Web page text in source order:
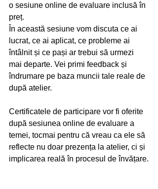
o sesiune online de evaluare inclusă în
preț.
În această sesiune vom discuta ce ai
lucrat, ce ai aplicat, ce probleme ai
întâlnit și ce pași ar trebui să urmezi
mai departe. Vei primi feedback și
îndrumare pe baza muncii tale reale de
după atelier.
Certificatele de participare vor fi oferite
după sesiunea online de evaluare a
temei, tocmai pentru că vreau ca ele să
reflecte nu doar prezența la atelier, ci și
implicarea reală în procesul de învățare.